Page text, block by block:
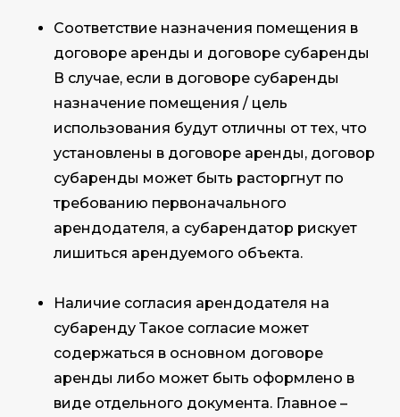
Соответствие назначения помещения в
договоре аренды и договоре субаренды
В случае, если в договоре субаренды
назначение помещения / цель
использования будут отличны от тех, что
установлены в договоре аренды, договор
субаренды может быть расторгнут по
требованию первоначального
арендодателя, а субарендатор рискует
лишиться арендуемого объекта.
Наличие согласия арендодателя на
субаренду Такое согласие может
содержаться в основном договоре
аренды либо может быть оформлено в
виде отдельного документа. Главное –